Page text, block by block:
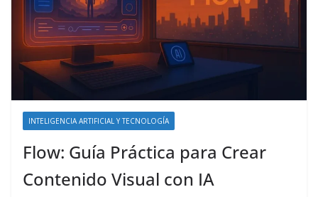
INTELIGENCIA ARTIFICIAL Y TECNOLOGÍA
Flow: Guía Práctica para Crear
Contenido Visual con IA